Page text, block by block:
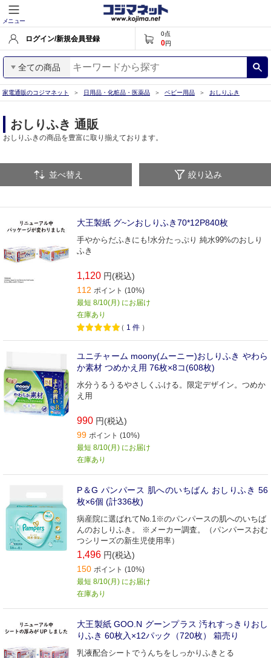
メニュー
ログイン/新規会員登録
0点
0円
全ての商品
家電通販のコジマネット 日用品・化粧品・医薬品 ベビー用品 おしりふき
おしりふき 通販
おしりふきの商品を豊富に取り揃えております。
並べ替え 絞り込み
大王製紙 グ~ンおしりふき70*12P840枚
手やからだふきにも!水分たっぷり 純水99%のおしり
ふき
1,120 円(税込)
112 ポイント (10%)
最短 8/10(月) にお届け
在庫あり
（ 1 件 ）
ユニチャーム moony(ムーニー)おしりふき やわら
か素材 つめかえ用 76枚×8コ(608枚)
水分うるうるやさしくふける。限定デザイン。つめか
え用
990 円(税込)
99 ポイント (10%)
最短 8/10(月) にお届け
在庫あり
P＆G パンパース 肌へのいちばん おしりふき 56
枚×6個 (計336枚)
病産院に選ばれてNo.1※のパンパースの肌へのいちば
んのおしりふき。 ※メーカー調査。（パンパースおむ
つシリーズの新生児使用率）
1,496 円(税込)
150 ポイント (10%)
最短 8/10(月) にお届け
在庫あり
大王製紙 GOO.N グーンプラス 汚れすっきりおし
りふき 60枚入×12パック（720枚） 箱売り
乳液配合シートでうんちをしっかりふきとる